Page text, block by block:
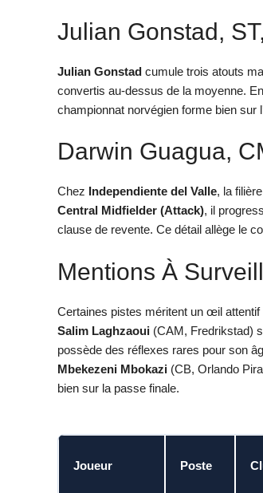
Julian Gonstad,
Julian Gonstad cumule trois atouts
convertis au-dessus de la moyenne. En
championnat norvégien forme bien sur
Darwin Guagua,
Chez Independiente del Valle, la
Central Midfielder (Attack), il
clause de revente. Ce détail allège le
Mentions À
Certaines pistes méritent un œil attentif
Salim Laghzaoui (CAM, Fredrikstad)
possède des réflexes rares pour son
Mbekezeni Mbokazi (CB, Orlando
bien sur la passe finale.
Joueur Poste